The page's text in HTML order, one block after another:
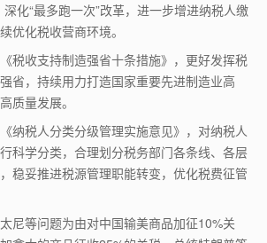
化“最多跑一次”改革，进一步增进纳税人缴
优化税收营商环境。
税收支持制造强省十条措施》，更好发挥税
省，持续用力打造国家重要先进制造业高
质量发展。
纳税人分类分级管理实施意见》，对纳税人
科学分类，合理划分税务部门各条线、各层
稳妥推进税源管理职能转变，优化税费征管
尼等问题为由对中国输美商品加征10%关